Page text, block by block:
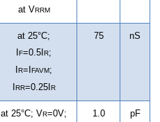
at VRRM
at 25°C;
IF=0.5IR;
IR=IFAVM;
RR=0.25I R
75 nS
at 25°C; VR=0V;
1.0 pF